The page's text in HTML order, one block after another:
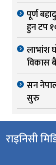
पूर्ण
हुन टप
लाभांश
विकास
सन
सुरु
राइनिसी